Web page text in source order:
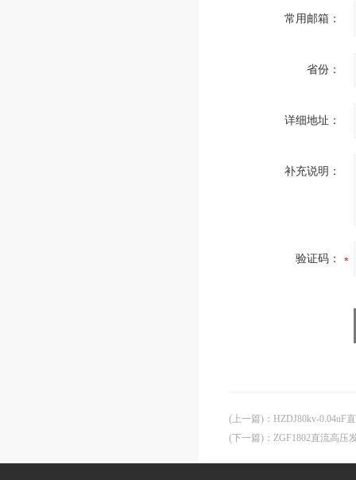
常用邮箱：
省份：
详细地址：
补充说明：
验证码：
(上一篇) ： HZDJ80kv-0.04uF
(下一篇) ： ZGF1802直流高压